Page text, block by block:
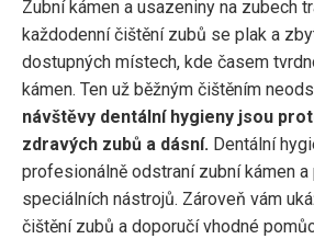
Zubní kámen a usazeniny na zubech
každodenní čištění zubů se plak a
dostupných místech, kde časem
kámen. Ten už běžným čištěním
návštěvy dentální hygieny jsou
zdravých zubů a dásní. Dentální
profesionálně odstraní zubní kámen
speciálních nástrojů. Zároveň vám
čištění zubů a doporučí vhodné